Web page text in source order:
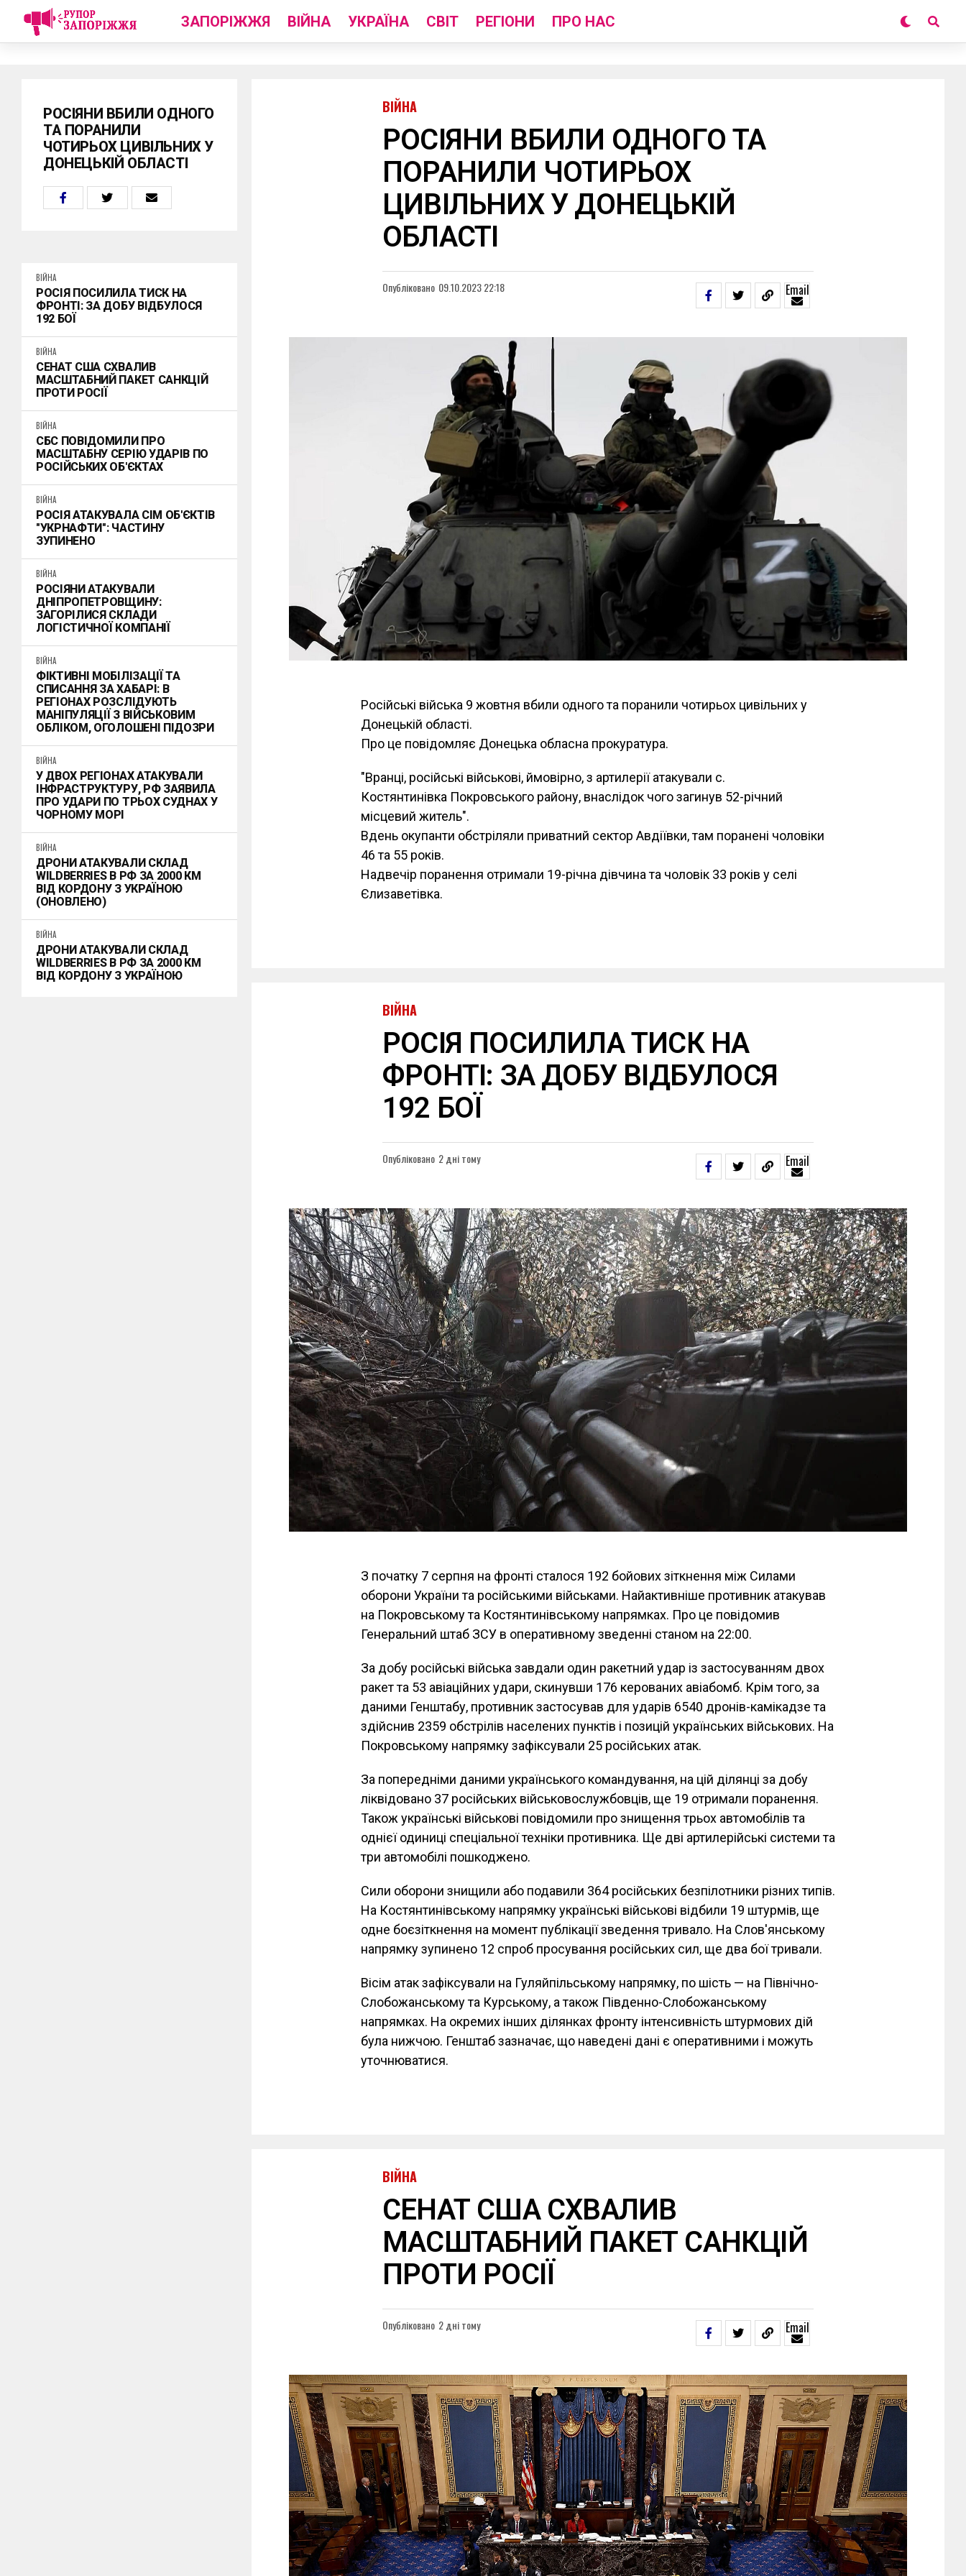
ЗАПОРІЖЖЯ ВІЙНА УКРАЇНА СВІТ РЕГІОНИ ПРО НАС
РОСІЯНИ ВБИЛИ ОДНОГО
ТА ПОРАНИЛИ
ЧОТИРЬОХ ЦИВІЛЬНИХ У
ДОНЕЦЬКІЙ ОБЛАСТІ
ВІЙНА
РОСІЯ ПОСИЛИЛА ТИСК НА
ФРОНТІ: ЗА ДОБУ ВІДБУЛОСЯ
192 БОЇ
ВІЙНА
СЕНАТ США СХВАЛИВ
МАСШТАБНИЙ ПАКЕТ САНКЦІЙ
ПРОТИ РОСІЇ
ВІЙНА
СБС ПОВІДОМИЛИ ПРО
МАСШТАБНУ СЕРІЮ УДАРІВ ПО
РОСІЙСЬКИХ ОБ'ЄКТАХ
ВІЙНА
РОСІЯ АТАКУВАЛА СІМ ОБ'ЄКТІВ
"УКРНАФТИ": ЧАСТИНУ
ЗУПИНЕНО
ВІЙНА
РОСІЯНИ АТАКУВАЛИ
ДНІПРОПЕТРОВЩИНУ:
ЗАГОРІЛИСЯ СКЛАДИ
ЛОГІСТИЧНОЇ КОМПАНІЇ
ВІЙНА
ФІКТИВНІ МОБІЛІЗАЦІЇ ТА
СПИСАННЯ ЗА ХАБАРІ: В
РЕГІОНАХ РОЗСЛІДУЮТЬ
МАНІПУЛЯЦІЇ З ВІЙСЬКОВИМ
ОБЛІКОМ, ОГОЛОШЕНІ ПІДОЗРИ
ВІЙНА
У ДВОХ РЕГІОНАХ АТАКУВАЛИ
ІНФРАСТРУКТУРУ, РФ ЗАЯВИЛА
ПРО УДАРИ ПО ТРЬОХ СУДНАХ У
ЧОРНОМУ МОРІ
ВІЙНА
ДРОНИ АТАКУВАЛИ СКЛАД
WILDBERRIES В РФ ЗА 2000 КМ
ВІД КОРДОНУ З УКРАЇНОЮ
(ОНОВЛЕНО)
ВІЙНА
ДРОНИ АТАКУВАЛИ СКЛАД
WILDBERRIES В РФ ЗА 2000 КМ
ВІД КОРДОНУ З УКРАЇНОЮ
ВІЙНА
РОСІЯНИ ВБИЛИ ОДНОГО ТА
ПОРАНИЛИ ЧОТИРЬОХ
ЦИВІЛЬНИХ У ДОНЕЦЬКІЙ
ОБЛАСТІ
Опубліковано 09.10.2023 22:18 Email
Російські війська 9 жовтня вбили одного та поранили чотирьох цивільних у
Донецькій області.
Про це повiдомляє Донецька обласна прокуратура.
"Вранці, російські військові, ймовірно, з артилерії атакували с.
Костянтинівка Покровського району, внаслідок чого загинув 52-річний
місцевий житель".
Вдень окупанти обстріляли приватний сектор Авдіївки, там поранені чоловіки
46 та 55 років.
Надвечір поранення отримали 19-річна дівчина та чоловік 33 років у селі
Єлизаветівка.
ВІЙНА
РОСІЯ ПОСИЛИЛА ТИСК НА
ФРОНТІ: ЗА ДОБУ ВІДБУЛОСЯ
192 БОЇ
Опубліковано 2 дні тому Email
З початку 7 серпня на фронті сталося 192 бойових зіткнення між Силами
оборони України та російськими військами. Найактивніше противник атакував
на Покровському та Костянтинівському напрямках. Про це повідомив
Генеральний штаб ЗСУ в оперативному зведенні станом на 22:00.
За добу російські війська завдали один ракетний удар із застосуванням двох
ракет та 53 авіаційних удари, скинувши 176 керованих авіабомб. Крім того, за
даними Генштабу, противник застосував для ударів 6540 дронів-камікадзе та
здійснив 2359 обстрілів населених пунктів і позицій українських військових. На
Покровському напрямку зафіксували 25 російських атак.
За попередніми даними українського командування, на цій ділянці за добу
ліквідовано 37 російських військовослужбовців, ще 19 отримали поранення.
Також українські військові повідомили про знищення трьох автомобілів та
однієї одиниці спеціальної техніки противника. Ще дві артилерійські системи та
три автомобілі пошкоджено.
Сили оборони знищили або подавили 364 російських безпілотники різних типів.
На Костянтинівському напрямку українські військові відбили 19 штурмів, ще
одне боєзіткнення на момент публікації зведення тривало. На Слов'янському
напрямку зупинено 12 спроб просування російських сил, ще два бої тривали.
Вісім атак зафіксували на Гуляйпільському напрямку, по шість — на Північно-
Слобожанському та Курському, а також Південно-Слобожанському
напрямках. На окремих інших ділянках фронту інтенсивність штурмових дій
була нижчою. Генштаб зазначає, що наведені дані є оперативними і можуть
уточнюватися.
ВІЙНА
СЕНАТ США СХВАЛИВ
МАСШТАБНИЙ ПАКЕТ САНКЦІЙ
ПРОТИ РОСІЇ
Опубліковано 2 дні тому Email